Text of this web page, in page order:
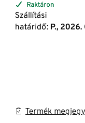
Raktáron
Szállítási
határidő: P., 2026.
Termék